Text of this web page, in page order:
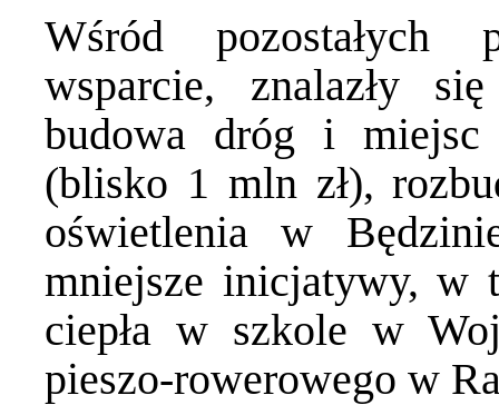
Wśród pozostałych
wsparcie, znalazły
budowa dróg i miejsc
(blisko 1 mln zł),
oświetlenia w
mniejsze inicjatywy, w
ciepła w szkole w
pieszo-rowerowego w